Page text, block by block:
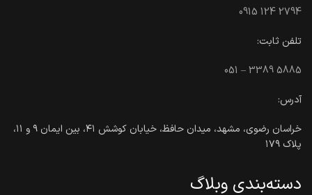
0915 124 2794
تلفن ثابت:
051 – 3389 5885
آدرس:
خراسان رضوی، مشهد، میدان حافظ، خیابان کوشش ۴۱، بین ایمان ۹ و ۱۱،
پلاک ۱۷۹
دسته‌بندی وبلاگ